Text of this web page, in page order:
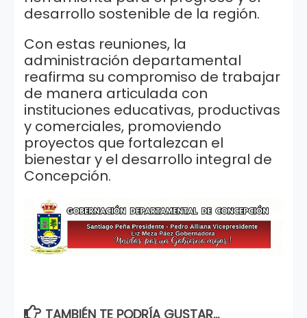
desarrollo sostenible de la región.
Con estas reuniones, la
administración departamental
reafirma su compromiso de trabajar
de manera articulada con
instituciones educativas, productivas
y comerciales, promoviendo
proyectos que fortalezcan el
bienestar y el desarrollo integral de
Concepción.
TAMBIÉN TE PODRÍA GUSTAR...